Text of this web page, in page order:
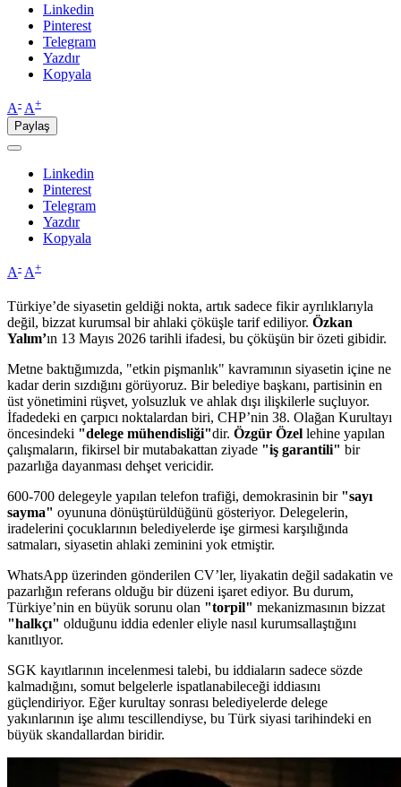
Linkedin
Pinterest
Telegram
Yazdır
Kopyala
A- A+
Paylaş
Linkedin
Pinterest
Telegram
Yazdır
Kopyala
A- A+
Türkiye’de siyasetin geldiği nokta, artık sadece fikir ayrılıklarıyla
değil, bizzat kurumsal bir ahlaki çöküşle tarif ediliyor. Özkan
Yalım’ın 13 Mayıs 2026 tarihli ifadesi, bu çöküşün bir özeti gibidir.
Metne baktığımızda, "etkin pişmanlık" kavramının siyasetin içine ne
kadar derin sızdığını görüyoruz. Bir belediye başkanı, partisinin en
üst yönetimini rüşvet, yolsuzluk ve ahlak dışı ilişkilerle suçluyor.
İfadedeki en çarpıcı noktalardan biri, CHP’nin 38. Olağan Kurultayı
öncesindeki "delege mühendisliği"dir. Özgür Özel lehine yapılan
çalışmaların, fikirsel bir mutabakattan ziyade "iş garantili" bir
pazarlığa dayanması dehşet vericidir.
600-700 delegeyle yapılan telefon trafiği, demokrasinin bir "sayı
sayma" oyununa dönüştürüldüğünü gösteriyor. Delegelerin,
iradelerini çocuklarının belediyelerde işe girmesi karşılığında
satmaları, siyasetin ahlaki zeminini yok etmiştir.
WhatsApp üzerinden gönderilen CV’ler, liyakatin değil sadakatin ve
pazarlığın referans olduğu bir düzeni işaret ediyor. Bu durum,
Türkiye’nin en büyük sorunu olan "torpil" mekanizmasının bizzat
"halkçı" olduğunu iddia edenler eliyle nasıl kurumsallaştığını
kanıtlıyor.
SGK kayıtlarının incelenmesi talebi, bu iddiaların sadece sözde
kalmadığını, somut belgelerle ispatlanabileceği iddiasını
güçlendiriyor. Eğer kurultay sonrası belediyelerde delege
yakınlarının işe alımı tescillendiyse, bu Türk siyasi tarihindeki en
büyük skandallardan biridir.